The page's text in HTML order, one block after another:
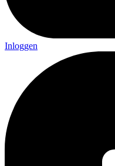
Inloggen